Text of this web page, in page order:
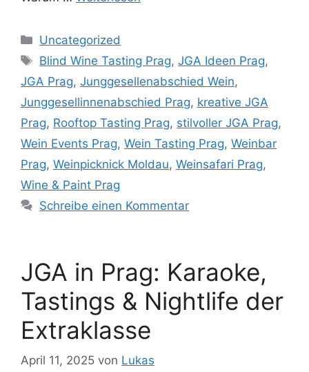
Kategorien
Uncategorized
Schlagwörter
Blind Wine Tasting Prag,JGA Ideen Prag,
JGA Prag, Junggesellenabschied Wein,
Junggesellinnenabschied Prag, kreative JGA
Prag, Rooftop Tasting Prag, stilvoller JGA Prag,
Wein Events Prag, Wein Tasting Prag, Weinbar
Prag, Weinpicknick Moldau, Weinsafari Prag,
Wine & Paint Prag
Schreibe einen Kommentar
JGA in Prag: Karaoke,
Tastings & Nightlife der
Extraklasse
April 11, 2025 von Lukas